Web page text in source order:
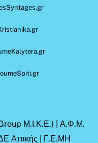
Μ.Ι.Κ.Ε.) | Α.Φ.Μ.
Αττικής | Γ.Ε.ΜΗ